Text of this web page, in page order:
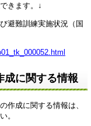
きます。↓
避難訓練実施状況（国
成に関する情報
作成に関する情報は、
。